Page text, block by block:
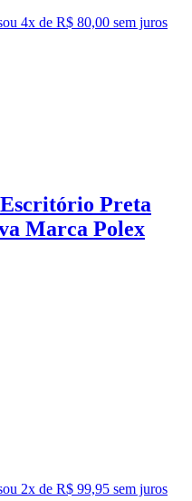
ou 4x de R$ 80,00 sem juros
Preta
Marca Polex
ou 2x de R$ 99,95 sem juros